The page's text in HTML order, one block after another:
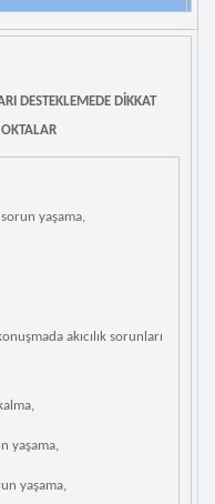
DESTEKLEMEDE DİKKAT
yaşama,
akıcılık sorunları
yaşama,
yaşama,